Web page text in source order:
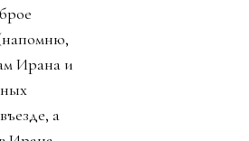
Ирана и
а